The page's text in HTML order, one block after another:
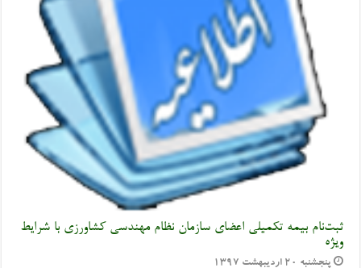
ثبت‌نام بیمه تکمیلی اعضای سازمان نظام مهندسی کشاورزی با شرایط
ویژه
پنجشنبه ۲۰ اردیبهشت ۱۳۹۷